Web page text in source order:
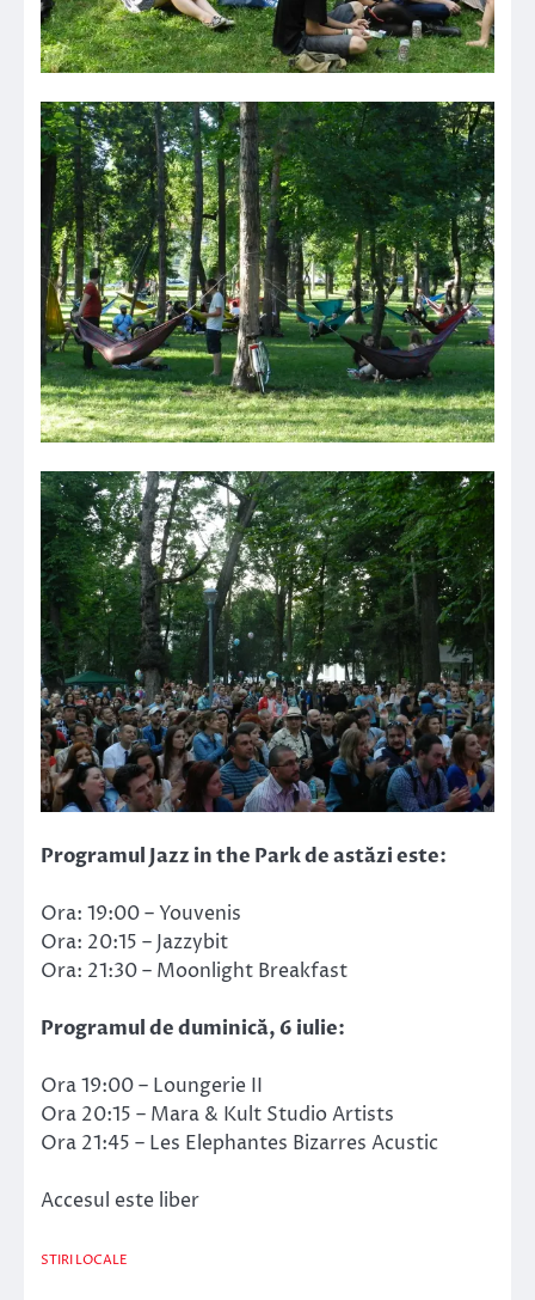
Programul Jazz in the Park de astăzi este:
Ora: 19:00 – Youvenis
Ora: 20:15 – Jazzybit
Ora: 21:30 – Moonlight Breakfast
Programul de duminică, 6 iulie:
Ora 19:00 – Loungerie II
Ora 20:15 – Mara & Kult Studio Artists
Ora 21:45 – Les Elephantes Bizarres Acustic
Accesul este liber
STIRI LOCALE